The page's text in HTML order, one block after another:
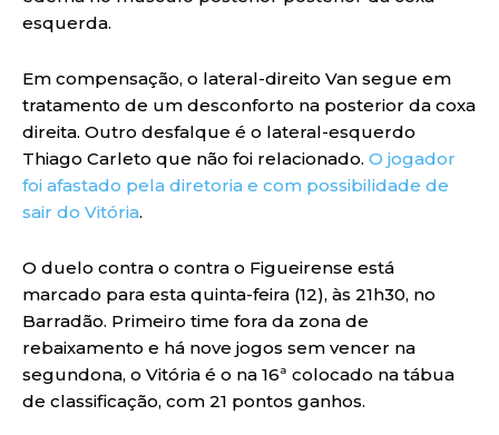
esquerda.
Em compensação, o lateral-direito Van segue em
tratamento de um desconforto na posterior da coxa
direita. Outro desfalque é o lateral-esquerdo
Thiago Carleto que não foi relacionado. O jogador
foi afastado pela diretoria e com possibilidade de
sair do Vitória.
O duelo contra o contra o Figueirense está
marcado para esta quinta-feira (12), às 21h30, no
Barradão. Primeiro time fora da zona de
rebaixamento e há nove jogos sem vencer na
segundona, o Vitória é o na 16ª colocado na tábua
de classificação, com 21 pontos ganhos.